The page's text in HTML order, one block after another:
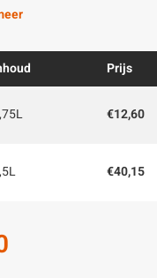
Prijs
€12,60
€40,15